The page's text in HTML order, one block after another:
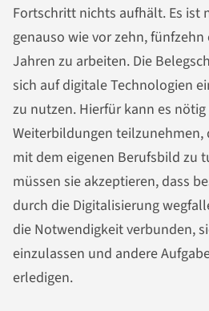
Fortschritt nichts aufhält. Es ist
genauso wie vor zehn,
Jahren zu arbeiten. Die
sich auf digitale Technologien
zu nutzen. Hierfür kann es nötig
Weiterbildungen
mit dem eigenen Berufsbild zu
müssen sie akzeptieren, dass
durch die Digitalisierung
die Notwendigkeit verbunden,
einzulassen und andere
erledigen.